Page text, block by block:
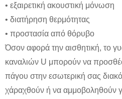
• εξαιρετική ακουστική μόνωση
• διατήρηση θερμότητας
• προστασία από θόρυβο
Όσον αφορά την αισθητική, το
καναλιών U μπορούν να
πάγου στην εσωτερική σας
χάραχθούν ή να αμμοβοληθούν